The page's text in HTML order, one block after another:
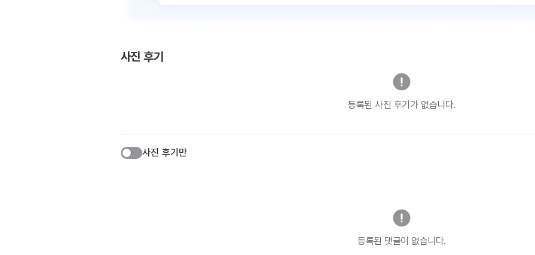
사진 후기
등록된 사진 후기가 없습니다.
사진 후기만
등록된 댓글이 없습니다.